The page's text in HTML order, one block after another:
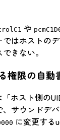
や
はホストの
きない。
権限の自動
ホスト側の
サウンドデ
に変更する